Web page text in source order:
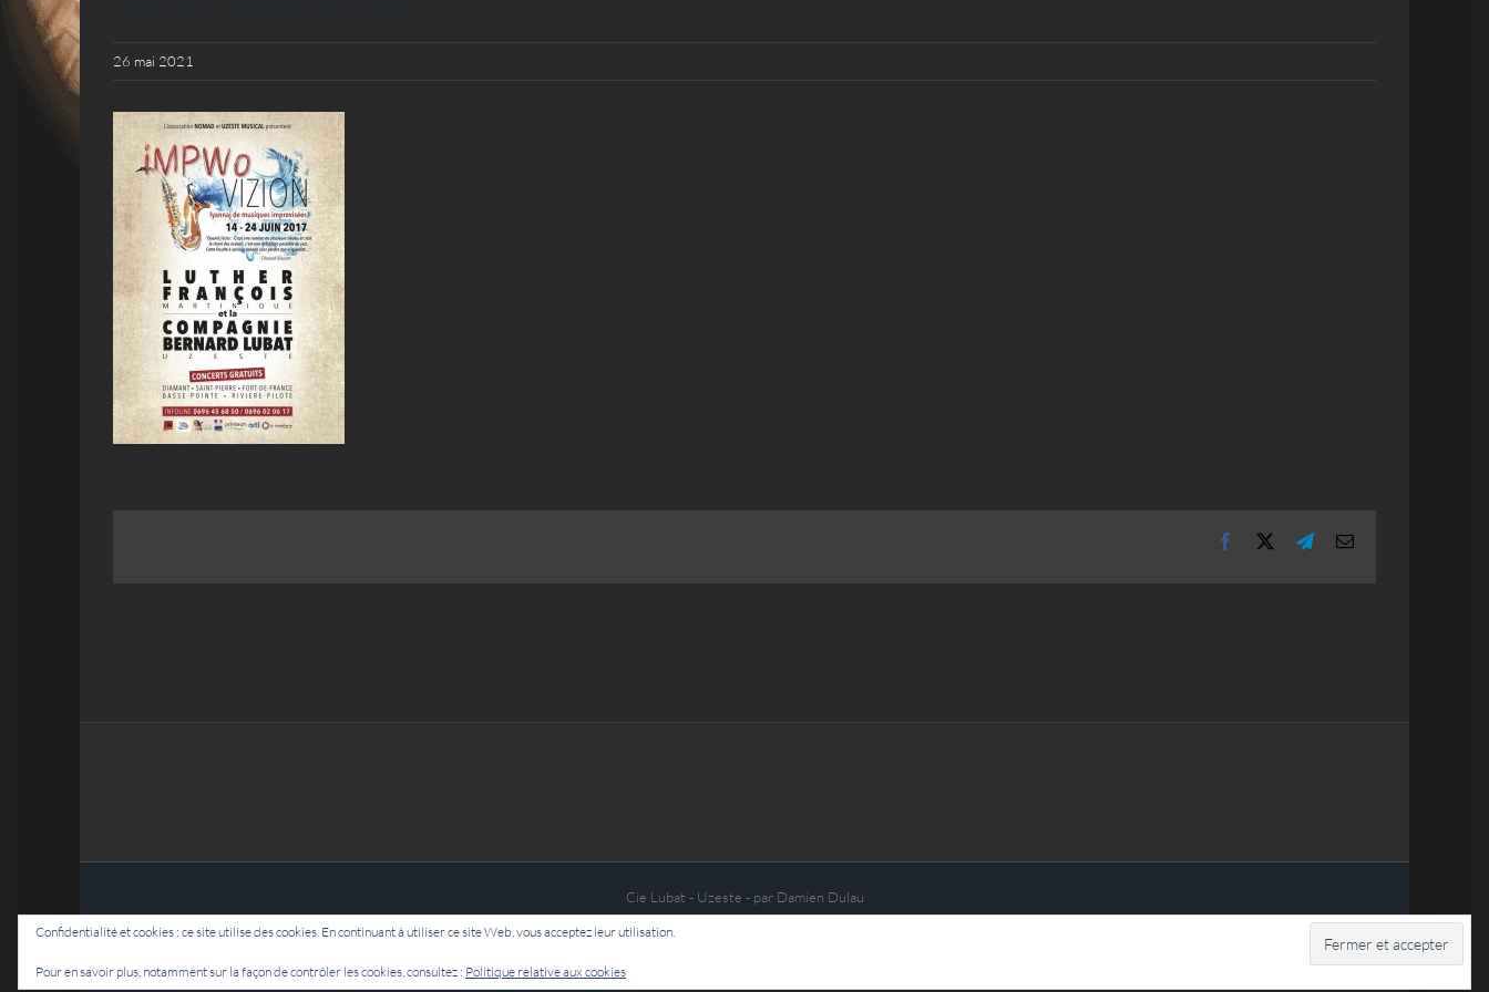
26 mai 2021
Facebook TelegramEmail
Cie Lubat - Uzeste - par Damien Dulau
Confidentialité et cookies : ce site utilise des cookies. En continuant à utiliser ce site Web, vous acceptez leur utilisation.
Pour en savoir plus, notamment sur la façon de contrôler les cookies, consultez : Politique relative aux cookies